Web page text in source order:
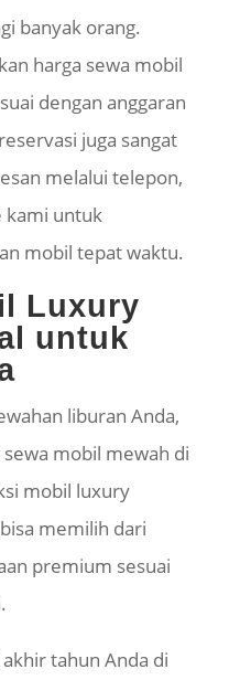
banyak orang.
harga sewa mobil
dengan anggaran
juga sangat
melalui telepon,
kami untuk
mobil tepat waktu.
Luxury
untuk
liburan Anda,
mobil mewah di
mobil luxury
memilih dari
premium sesuai
tahun Anda di